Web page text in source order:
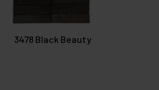
3478 Black Beauty